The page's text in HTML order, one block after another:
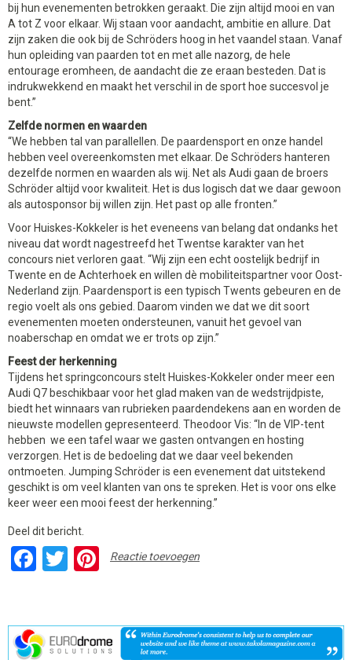
bij hun evenementen betrokken geraakt. Die zijn altijd mooi en van
A tot Z voor elkaar. Wij staan voor aandacht, ambitie en allure. Dat
zijn zaken die ook bij de Schröders hoog in het vaandel staan. Vanaf
hun opleiding van paarden tot en met alle nazorg, de hele
entourage eromheen, de aandacht die ze eraan besteden. Dat is
indrukwekkend en maakt het verschil in de sport hoe succesvol je
bent.”
Zelfde normen en waarden
“We hebben tal van parallellen. De paardensport en onze handel
hebben veel overeenkomsten met elkaar. De Schröders hanteren
dezelfde normen en waarden als wij. Net als Audi gaan de broers
Schröder altijd voor kwaliteit. Het is dus logisch dat we daar gewoon
als autosponsor bij willen zijn. Het past op alle fronten.”
Voor Huiskes-Kokkeler is het eveneens van belang dat ondanks het
niveau dat wordt nagestreefd het Twentse karakter van het
concours niet verloren gaat. “Wij zijn een echt oostelijk bedrijf in
Twente en de Achterhoek en willen dè mobiliteitspartner voor Oost-
Nederland zijn. Paardensport is een typisch Twents gebeuren en de
regio voelt als ons gebied. Daarom vinden we dat we dit soort
evenementen moeten ondersteunen, vanuit het gevoel van
noaberschap en omdat we er trots op zijn.”
Feest der herkenning
Tijdens het springconcours stelt Huiskes-Kokkeler onder meer een
Audi Q7 beschikbaar voor het glad maken van de wedstrijdpiste,
biedt het winnaars van rubrieken paardendekens aan en worden de
nieuwste modellen gepresenteerd. Theodoor Vis: “In de VIP-tent
hebben we een tafel waar we gasten ontvangen en hosting
verzorgen. Het is de bedoeling dat we daar veel bekenden
ontmoeten. Jumping Schröder is een evenement dat uitstekend
geschikt is om veel klanten van ons te spreken. Het is voor ons elke
keer weer een mooi feest der herkenning.”
Deel dit bericht.
Facebook
TwitterPinterest
Reactie toevoegen